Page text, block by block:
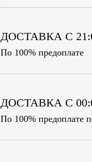
ДОСТАВКА С
По 100% предоплате
ДОСТАВКА С
По 100% предоплате